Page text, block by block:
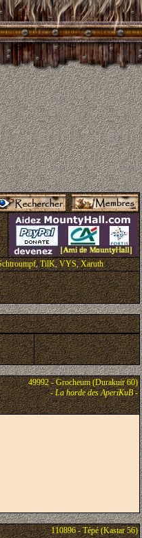
,TilK,VYS,Xaruth
49992 - Grocheum (Durakuir 60)
-La horde des AperiKuB-
110896 - Tépé (Kastar 56)